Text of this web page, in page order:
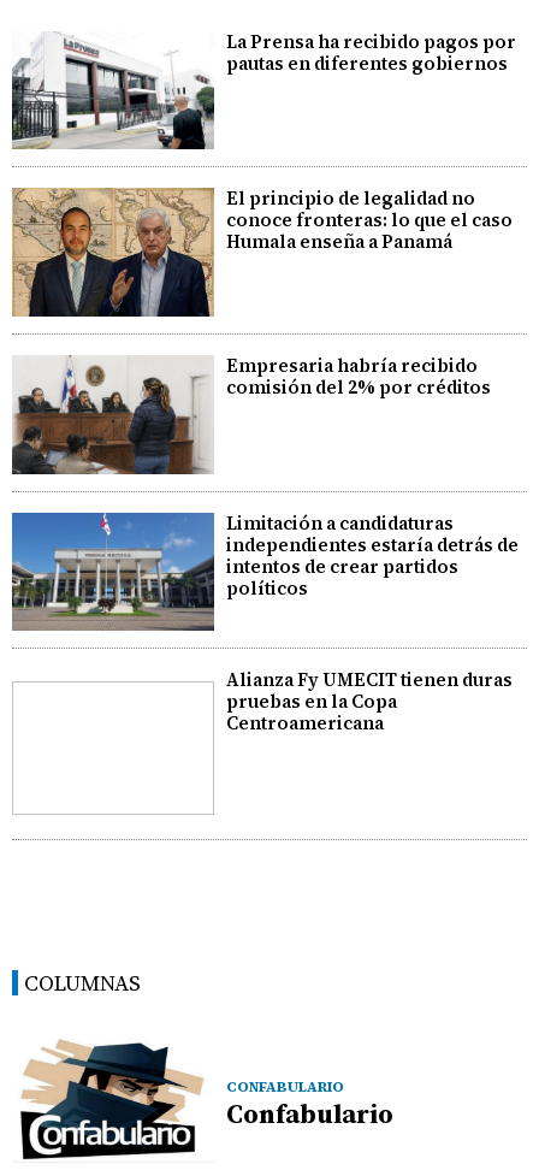
La Prensa ha recibido pagos por
pautas en diferentes gobiernos
El principio de legalidad no
conoce fronteras: lo que el caso
Humala enseña a Panamá
Empresaria habría recibido
comisión del 2% por créditos
Limitación a candidaturas
independientes estaría detrás de
intentos de crear partidos
políticos
Alianza Fy UMECIT tienen duras
pruebas en la Copa
Centroamericana
COLUMNAS
CONFABULARIO
Confabulario